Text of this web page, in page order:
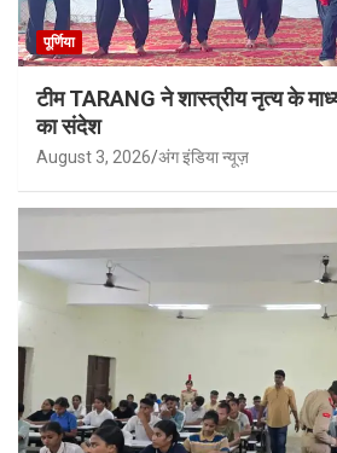
पूर्णिया
टीम TARANG ने शास्त्रीय नृत्य के
का संदेश
August 3, 2026 अंग इंडिया न्यूज़